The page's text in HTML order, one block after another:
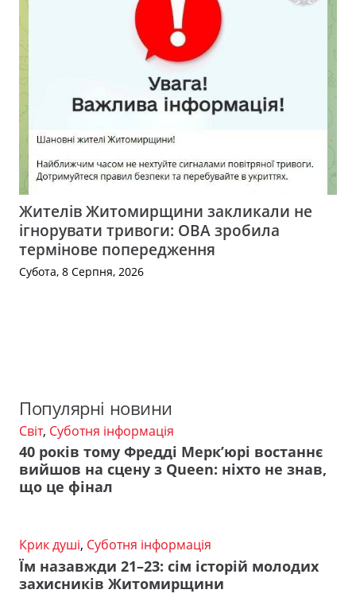
Жителів Житомирщини закликали не
ігнорувати тривоги: ОВА зробила
термінове попередження
Субота, 8 Серпня, 2026
Популярні новини
Світ, Суботня інформація
40 років тому Фредді Мерк’юрі востаннє
вийшов на сцену з Queen: ніхто не знав,
що це фінал
Крик душі, Суботня інформація
Їм назавжди 21–23: сім історій молодих
захисників Житомирщини